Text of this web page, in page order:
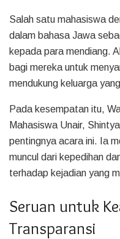
Salah satu mahasiswa
dalam bahasa Jawa
kepada para mendiang.
bagi mereka untuk
mendukung keluarga
Pada kesempatan itu,
Mahasiswa Unair,
pentingnya acara ini. Ia
muncul dari kepedihan
terhadap kejadian yang
Seruan untuk
Transparansi